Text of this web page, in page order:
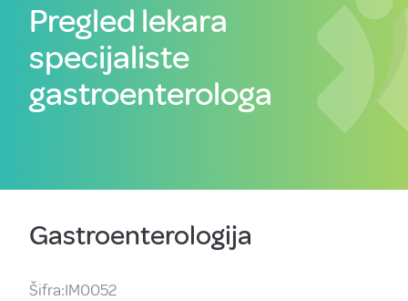
Pregled lekara
specijaliste
gastroenterologa
Gastroenterologija
Šifra:IM0052